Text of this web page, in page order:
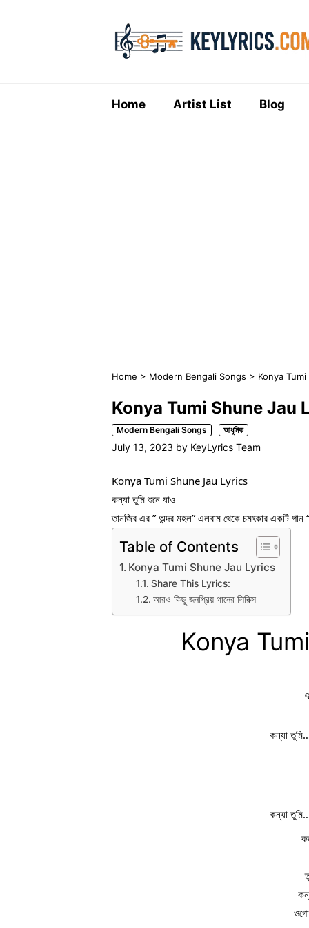
Home Artist List Blog
Home > Modern Bengali Songs > Konya Tumi
Konya Tumi Shune Jau
Modern Bengali Songs আধুনিক
July 13, 2023 by KeyLyrics Team
Konya Tumi Shune Jau Lyrics
কন্যা তুমি শুনে যাও
তানজিব এর ” অন্দর মহল” এলবাম থেকে চমৎকার একটি গান
Table of Contents
Konya Tumi Shune Jau Lyrics
Share This Lyrics:
আরও কিছু জনপ্রিয় গানের লিরিক্স
Konya
কন্যা
কন্যা